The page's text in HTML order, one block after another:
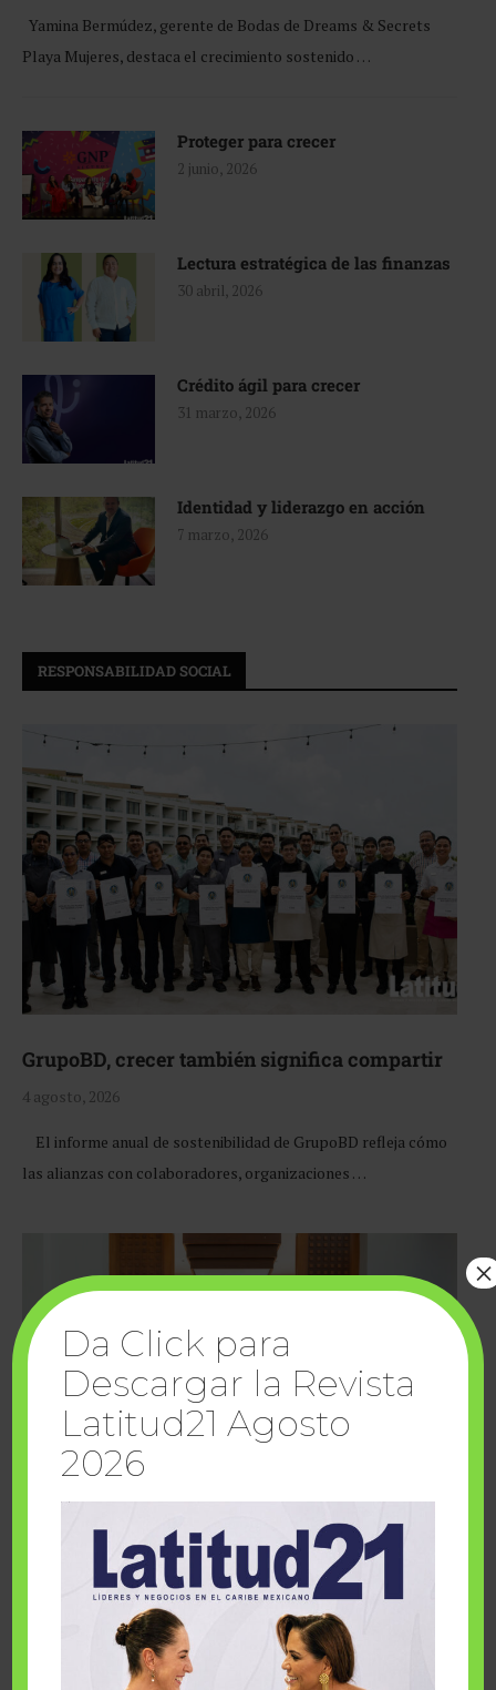
Yamina Bermúdez, gerente de Bodas de Dreams & Secrets
Playa Mujeres, destaca el crecimiento sostenido …
Proteger para crecer
2 junio, 2026
Lectura estratégica de las finanzas
30 abril, 2026
Crédito ágil para crecer
31 marzo, 2026
Identidad y liderazgo en acción
7 marzo, 2026
RESPONSABILIDAD SOCIAL
GrupoBD, crecer también significa compartir
4 agosto, 2026
El informe anual de sostenibilidad de GrupoBD refleja cómo
las alianzas con colaboradores, organizaciones …
Cuando la solidaridad inspira; cumplen
sueños Fairmont Mayakoba y Make-A-Wish
Da Click para
Descargar la Revista
Latitud21 Agosto
2026
×